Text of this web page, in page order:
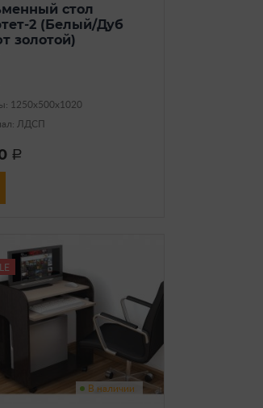
стол
2 (Белый/Дуб
золотой)
1250х500х1020
ЛДСП
a
В наличии